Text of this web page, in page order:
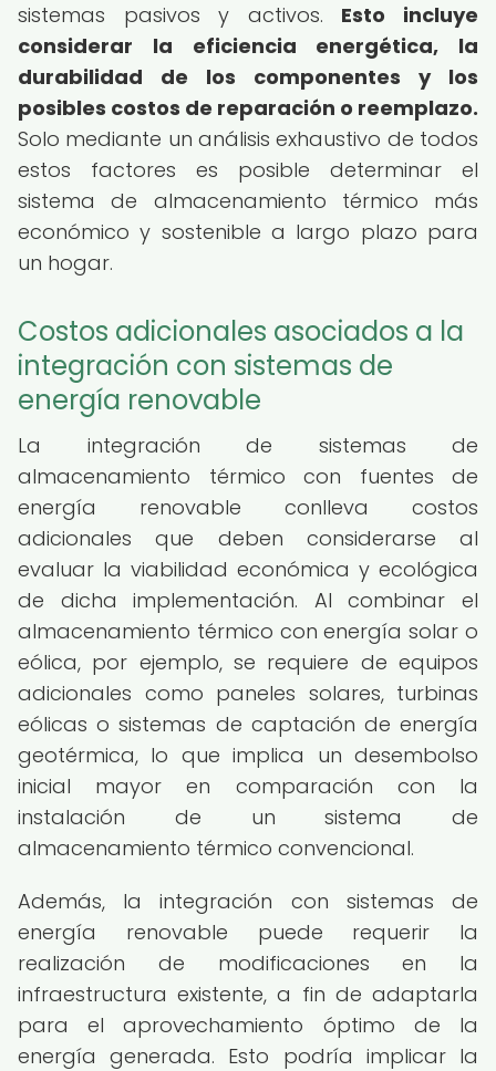
sistemas pasivos y activos. Esto incluye
considerar la eficiencia energética, la
durabilidad de los componentes y los
posibles costos de reparación o reemplazo.
Solo mediante un análisis exhaustivo de todos
estos factores es posible determinar el
sistema de almacenamiento térmico más
económico y sostenible a largo plazo para
un hogar.
Costos adicionales asociados a la
integración con sistemas de
energía renovable
La integración de sistemas de
almacenamiento térmico con fuentes de
energía renovable conlleva costos
adicionales que deben considerarse al
evaluar la viabilidad económica y ecológica
de dicha implementación. Al combinar el
almacenamiento térmico con energía solar o
eólica, por ejemplo, se requiere de equipos
adicionales como paneles solares, turbinas
eólicas o sistemas de captación de energía
geotérmica, lo que implica un desembolso
inicial mayor en comparación con la
instalación de un sistema de
almacenamiento térmico convencional.
Además, la integración con sistemas de
energía renovable puede requerir la
realización de modificaciones en la
infraestructura existente, a fin de adaptarla
para el aprovechamiento óptimo de la
energía generada. Esto podría implicar la